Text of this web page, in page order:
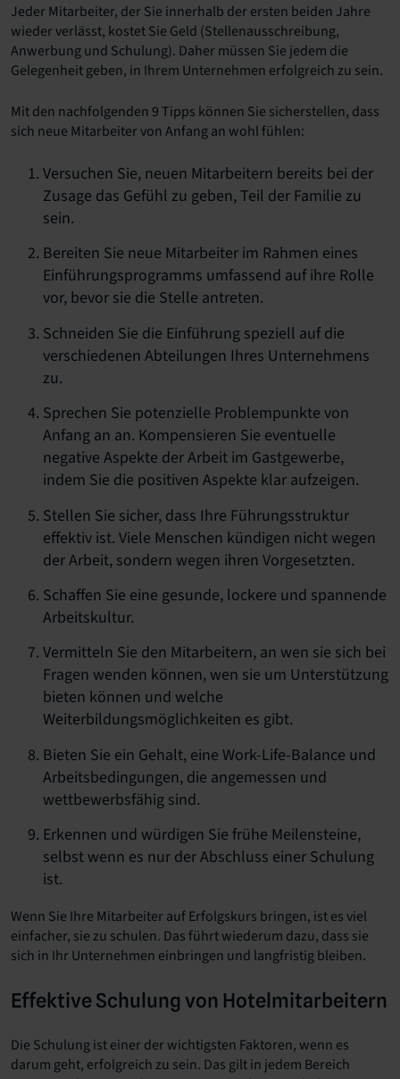
Jeder Mitarbeiter, der Sie innerhalb der ersten beiden Jahre
wieder verlässt, kostet Sie Geld (Stellenausschreibung,
Anwerbung und Schulung). Daher müssen Sie jedem die
Gelegenheit geben, in Ihrem Unternehmen erfolgreich zu sein.
Mit den nachfolgenden 9 Tipps können Sie sicherstellen, dass
sich neue Mitarbeiter von Anfang an wohl fühlen:
Versuchen Sie, neuen Mitarbeitern bereits bei der
Zusage das Gefühl zu geben, Teil der Familie zu
sein.
Bereiten Sie neue Mitarbeiter im Rahmen eines
Einführungsprogramms umfassend auf ihre Rolle
vor, bevor sie die Stelle antreten.
Schneiden Sie die Einführung speziell auf die
verschiedenen Abteilungen Ihres Unternehmens
zu.
Sprechen Sie potenzielle Problempunkte von
Anfang an an. Kompensieren Sie eventuelle
negative Aspekte der Arbeit im Gastgewerbe,
indem Sie die positiven Aspekte klar aufzeigen.
Stellen Sie sicher, dass Ihre Führungsstruktur
effektiv ist. Viele Menschen kündigen nicht wegen
der Arbeit, sondern wegen ihren Vorgesetzten.
Schaffen Sie eine gesunde, lockere und spannende
Arbeitskultur.
Vermitteln Sie den Mitarbeitern, an wen sie sich bei
Fragen wenden können, wen sie um Unterstützung
bieten können und welche
Weiterbildungsmöglichkeiten es gibt.
Bieten Sie ein Gehalt, eine Work-Life-Balance und
Arbeitsbedingungen, die angemessen und
wettbewerbsfähig sind.
Erkennen und würdigen Sie frühe Meilensteine,
selbst wenn es nur der Abschluss einer Schulung
ist.
Wenn Sie Ihre Mitarbeiter auf Erfolgskurs bringen, ist es viel
einfacher, sie zu schulen. Das führt wiederum dazu, dass sie
sich in Ihr Unternehmen einbringen und langfristig bleiben.
Effektive Schulung von Hotelmitarbeitern
Die Schulung ist einer der wichtigsten Faktoren, wenn es
darum geht, erfolgreich zu sein. Das gilt in jedem Bereich